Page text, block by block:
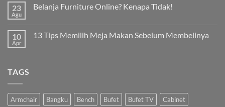
23
Agu
Belanja Furniture Online? Kenapa Tidak!
10
Apr
13 Tips Memilih Meja Makan Sebelum Membelinya
TAGS
Armchair Bangku Bench Bufet Bufet TV
Cabinet